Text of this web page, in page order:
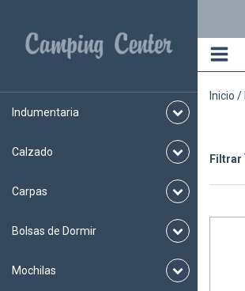
Indumentaria
Calzado
Carpas
Bolsas de Dormir
Mochilas
Inicio /
Filtrar